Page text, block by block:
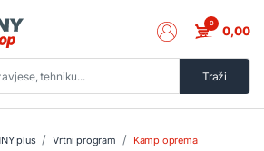
Traži
0 0,00
plus Vrtni program Kamp oprema